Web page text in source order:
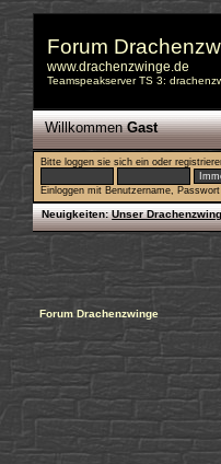
Forum
www.drachenzwinge.de
Teamspeakserver TS 3:
WillkommenGast
Bitte loggen sie sich ein oder
Einloggen mit Benutzername,
Neuigkeiten: Unser
Forum Drachenzwinge